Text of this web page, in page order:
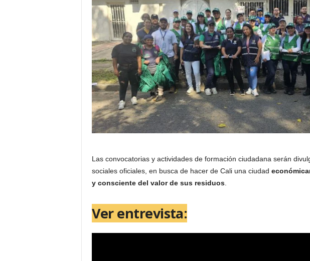
Las convocatorias y actividades de formación ciudadana serán
sociales oficiales, en busca de hacer de Cali una ciudad
y consciente del valor de sus residuos.
Ver entrevista: